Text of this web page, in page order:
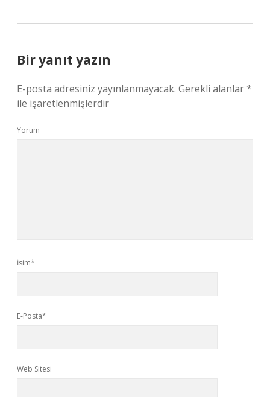
Bir yanıt yazın
E-posta adresiniz yayınlanmayacak. Gerekli alanlar*
ile işaretlenmişlerdir
Yorum
İsim*
E-Posta*
Web Sitesi